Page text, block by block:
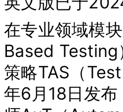
在专业领域模
Based Testing
策略TAS（
年6月18日发